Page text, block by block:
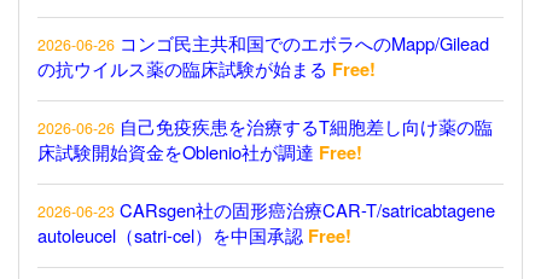
2026-06-26 コンゴ民主共和国でのエボラへのMapp/Gilead
の抗ウイルス薬の臨床試験が始まる Free!
2026-06-26 自己免疫疾患を治療するT細胞差し向け薬の臨
床試験開始資金をOblenio社が調達 Free!
2026-06-23 CARsgen社の固形癌治療CAR-T/satricabtagene
autoleucel（satri-cel）を中国承認 Free!